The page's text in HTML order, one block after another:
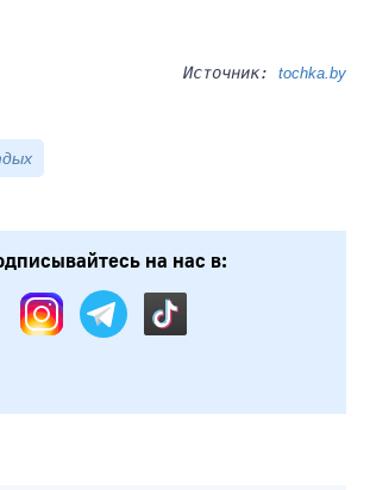
Источник: tochka.by
на нас в: